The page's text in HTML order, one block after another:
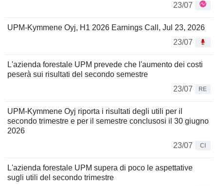
23/07
UPM-Kymmene Oyj, H1 2026 Earnings Call, Jul 23, 2026
23/07
L'azienda forestale UPM prevede che l'aumento dei costi
peserà sui risultati del secondo semestre
23/07
RE
UPM-Kymmene Oyj riporta i risultati degli utili per il
secondo trimestre e per il semestre conclusosi il 30 giugno
2026
23/07
CI
L'azienda forestale UPM supera di poco le aspettative
sugli utili del secondo trimestre